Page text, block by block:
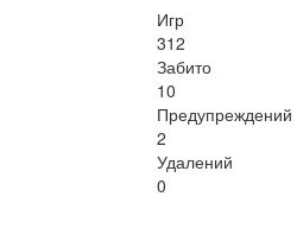
Игр
312
Забито
10
Предупреждений
2
Удалений
0